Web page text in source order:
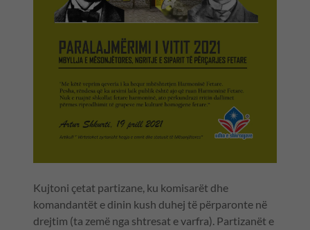
Kujtoni çetat partizane, ku komisarët dhe
komandantët e dinin kush duhej të përparonte në
drejtim (ta zemë nga shtresat e varfra). Partizanët e